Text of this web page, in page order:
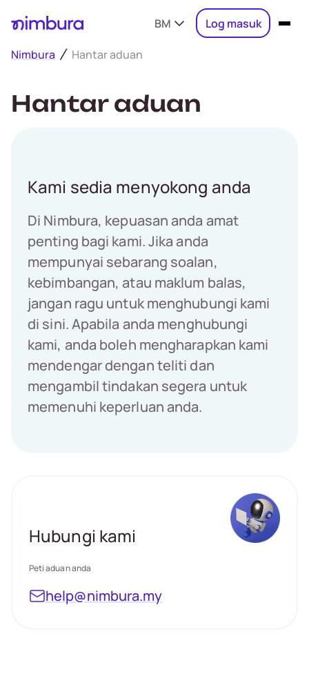
BM Log masuk
Nimbura Hantar aduan
Hantar aduan
Kami sedia menyokong anda
Di Nimbura, kepuasan anda amat
penting bagi kami. Jika anda
mempunyai sebarang soalan,
kebimbangan, atau maklum balas,
jangan ragu untuk menghubungi kami
di sini. Apabila anda menghubungi
kami, anda boleh mengharapkan kami
mendengar dengan teliti dan
mengambil tindakan segera untuk
memenuhi keperluan anda.
Hubungi kami
Peti aduan anda
help@nimbura.my